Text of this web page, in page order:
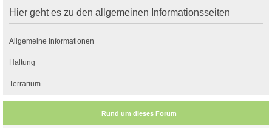
Hier geht es zu den allgemeinen Informationsseiten
Allgemeine Informationen
Haltung
Terrarium
Rund um dieses Forum